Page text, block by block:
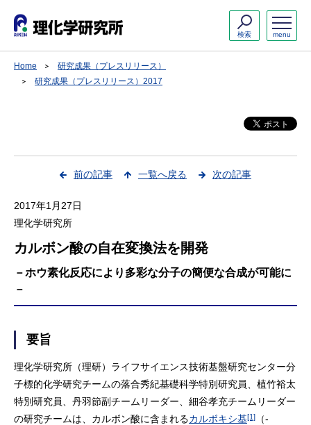
menu
検索
Home
研究成果（プレスリリース）
研究成果（プレスリリース）2017
前の記事 一覧へ戻る 次の記事
2017年1月27日
理化学研究所
カルボン酸の自在変換法を開発
－ホウ素化反応により多彩な分子の簡便な合成が可能に
－
要旨
理化学研究所（理研）ライフサイエンス技術基盤研究センター分
子標的化学研究チームの落合秀紀基礎科学特別研究員、植竹裕太
特別研究員、丹羽節副チームリーダー、細谷孝充チームリーダー
の研究チームは、カルボン酸に含まれるカルボキシ基[1]
（-